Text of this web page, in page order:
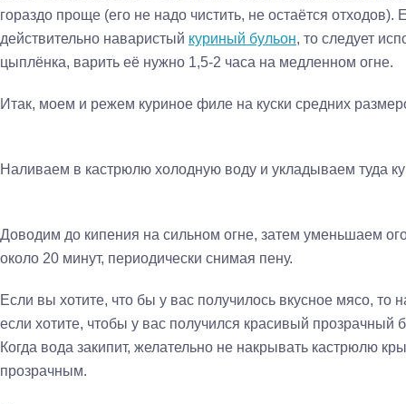
гораздо проще (его не надо чистить, не остаётся отходов).
действительно наваристый куриный бульон, то следует
цыплёнка, варить её нужно 1,5-2 часа на медленном огне.
Итак, моем и режем куриное филе на куски средних
Наливаем в кастрюлю холодную воду и укладываем туда
Доводим до кипения на сильном огне, затем уменьшаем
около 20 минут, периодически снимая пену.
Если вы хотите, что бы у вас получилось вкусное мясо, то
если хотите, чтобы у вас получился красивый прозрачный
Когда вода закипит, желательно не накрывать кастрюлю
прозрачным.